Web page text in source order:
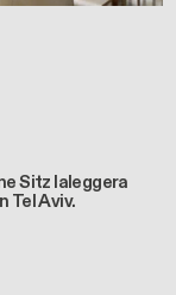
Sitz laleggera
Tel Aviv.